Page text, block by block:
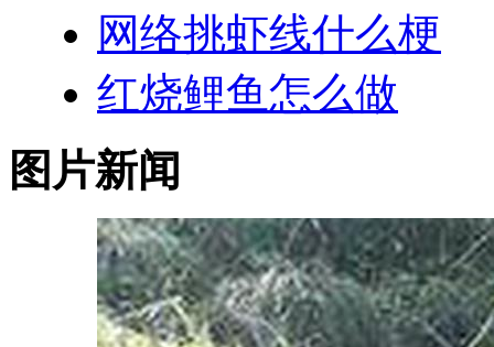
网络挑虾线什么梗
红烧鲤鱼怎么做
图片新闻